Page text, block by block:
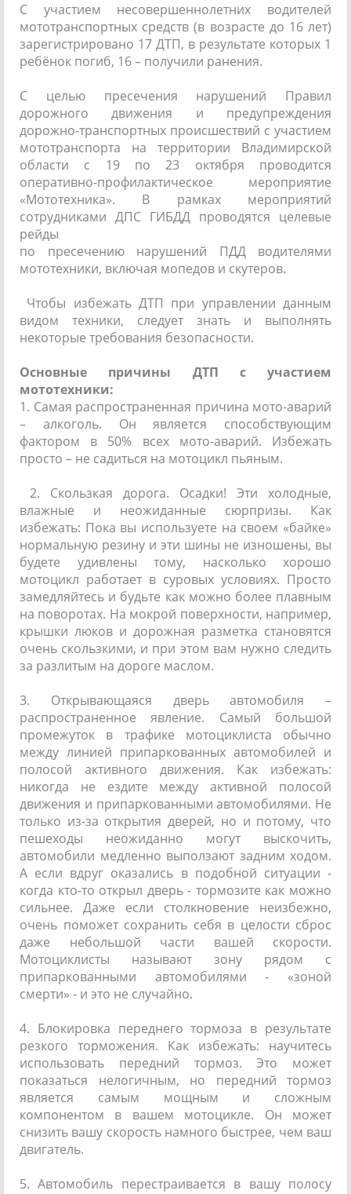
С участием несовершеннолетних водителей
мототранспортных средств (в возрасте до 16 лет)
зарегистрировано 17 ДТП, в результате которых 1
ребёнок погиб, 16 – получили ранения.
С целью пресечения нарушений Правил
дорожного движения и предупреждения
дорожно-транспортных происшествий с участием
мототранспорта на территории Владимирской
области с 19 по 23 октября проводится
оперативно-профилактическое мероприятие
«Мототехника». В рамках мероприятий
сотрудниками ДПС ГИБДД проводятся целевые
рейды
по пресечению нарушений ПДД водителями
мототехники, включая мопедов и скутеров.
Чтобы избежать ДТП при управлении данным
видом техники, следует знать и выполнять
некоторые требования безопасности.
Основные причины ДТП с участием
мототехники:
1. Самая распространенная причина мото-аварий
– алкоголь. Он является способствующим
фактором в 50% всех мото-аварий. Избежать
просто – не садиться на мотоцикл пьяным.
2. Скользкая дорога. Осадки! Эти холодные,
влажные и неожиданные сюрпризы. Как
избежать: Пока вы используете на своем «байке»
нормальную резину и эти шины не изношены, вы
будете удивлены тому, насколько хорошо
мотоцикл работает в суровых условиях. Просто
замедляйтесь и будьте как можно более плавным
на поворотах. На мокрой поверхности, например,
крышки люков и дорожная разметка становятся
очень скользкими, и при этом вам нужно следить
за разлитым на дороге маслом.
3. Открывающаяся дверь автомобиля –
распространенное явление. Самый большой
промежуток в трафике мотоциклиста обычно
между линией припаркованных автомобилей и
полосой активного движения. Как избежать:
никогда не ездите между активной полосой
движения и припаркованными автомобилями. Не
только из-за открытия дверей, но и потому, что
пешеходы неожиданно могут выскочить,
автомобили медленно выползают задним ходом.
А если вдруг оказались в подобной ситуации -
когда кто-то открыл дверь - тормозите как можно
сильнее. Даже если столкновение неизбежно,
очень поможет сохранить себя в целости сброс
даже небольшой части вашей скорости.
Мотоциклисты называют зону рядом с
припаркованными автомобилями - «зоной
смерти» - и это не случайно.
4. Блокировка переднего тормоза в результате
резкого торможения. Как избежать: научитесь
использовать передний тормоз. Это может
показаться нелогичным, но передний тормоз
является самым мощным и сложным
компонентом в вашем мотоцикле. Он может
снизить вашу скорость намного быстрее, чем ваш
двигатель.
5. Автомобиль перестраивается в вашу полосу